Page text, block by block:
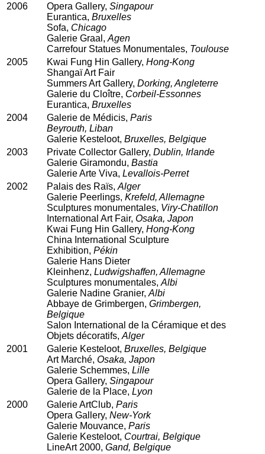
2006
Opera Gallery, Singapour
Eurantica, Bruxelles
Sofa, Chicago
Galerie Graal, Agen
Carrefour Statues Monumentales, Toulouse
2005
Kwai Fung Hin Gallery, Hong-Kong
Shangaï Art Fair
Summers Art Gallery, Dorking, Angleterre
Galerie du Cloître, Corbeil-Essonnes
Eurantica, Bruxelles
2004
Galerie de Médicis, Paris
Beyrouth, Liban
Galerie Kesteloot, Bruxelles, Belgique
2003
Private Collector Gallery, Dublin, Irlande
Galerie Giramondu, Bastia
Galerie Arte Viva, Levallois-Perret
2002
Palais des Raïs, Alger
Galerie Peerlings, Krefeld, Allemagne
Sculptures monumentales, Viry-Chatillon
International Art Fair, Osaka, Japon
Kwai Fung Hin Gallery, Hong-Kong
China International Sculpture
Exhibition, Pékin
Galerie Hans Dieter
Kleinhenz, Ludwigshaffen, Allemagne
Sculptures monumentales, Albi
Galerie Nadine Granier, Albi
Abbaye de Grimbergen, Grimbergen,
Belgique
Salon International de la Céramique et des
Objets décoratifs, Alger
2001
Galerie Kesteloot, Bruxelles, Belgique
Art Marché, Osaka, Japon
Galerie Schemmes, Lille
Opera Gallery, Singapour
Galerie de la Place, Lyon
2000
Galerie ArtClub, Paris
Opera Gallery, New-York
Galerie Mouvance, Paris
Galerie Kesteloot, Courtrai, Belgique
LineArt 2000, Gand, Belgique